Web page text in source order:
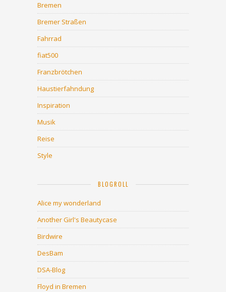
Bremen
Bremer Straßen
Fahrrad
fiat500
Franzbrötchen
Haustierfahndung
Inspiration
Musik
Reise
Style
BLOGROLL
Alice my wonderland
Another Girl's Beautycase
Birdwire
DesBam
DSA-Blog
Floyd in Bremen